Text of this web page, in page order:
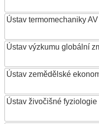
Ústav termomechaniky AV
Ústav výzkumu globální
Ústav zemědělské
Ústav živočišné fyziologie